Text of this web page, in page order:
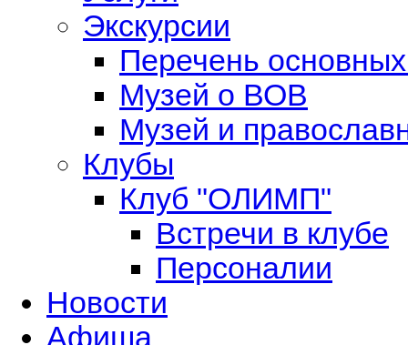
Экскурсии
Перечень
Музей о ВОВ
Музей и
Клубы
Клуб "ОЛИМП"
Встречи в клубе
Персоналии
Новости
Афиша